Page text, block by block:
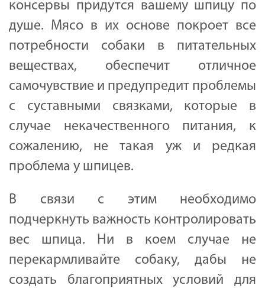
консервы придутся вашему шпицу по
душе. Мясо в их основе покроет все
потребности собаки в питательных
веществах, обеспечит отличное
самочувствие и предупредит проблемы
с суставными связками, которые в
случае некачественного питания, к
сожалению, не такая уж и редкая
проблема у шпицев.
В связи с этим необходимо
подчеркнуть важность контролировать
вес шпица. Ни в коем случае не
перекармливайте собаку, дабы не
создать благоприятных условий для